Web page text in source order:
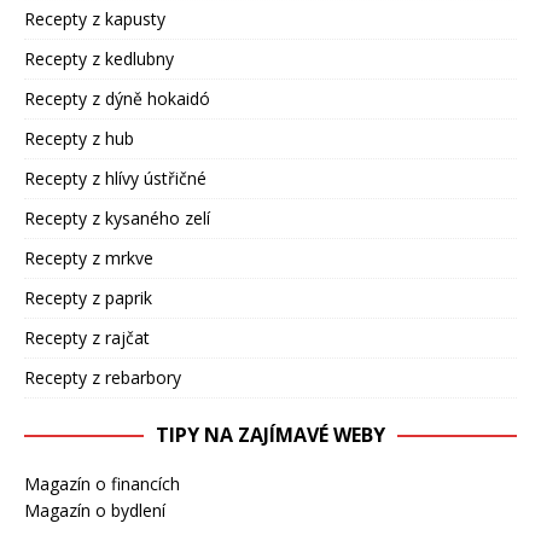
Recepty z kapusty
Recepty z kedlubny
Recepty z dýně hokaidó
Recepty z hub
Recepty z hlívy ústřičné
Recepty z kysaného zelí
Recepty z mrkve
Recepty z paprik
Recepty z rajčat
Recepty z rebarbory
TIPY NA ZAJÍMAVÉ WEBY
Magazín o financích
Magazín o bydlení